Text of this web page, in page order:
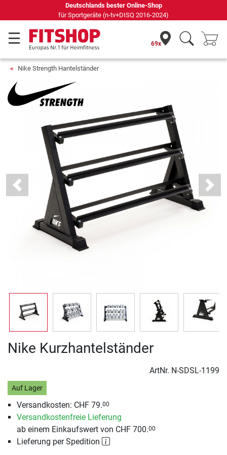
Seit 42 Jahren Ihr Experte für Heimfitness
69x
Nike Strength Hantelständer
Previous Next
Nike Kurzhantelständer
ArtNr. N-SDSL-1199
Auf Lager
Versandkosten: CHF 79.00
Versandkostenfreie Lieferung
ab einem Einkaufswert von CHF 700.00
Lieferung per Spedition